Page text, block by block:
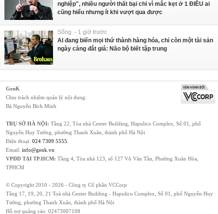
nghiệp", nhiều người thất bại chỉ vì mắc kẹt ở 1 ĐIỀU ai
cũng hiểu nhưng ít khi vượt qua được
Sống - 1 giờ trước
AI đang biến mọi thứ thành hàng hóa, chỉ còn một tài sản
ngày càng đắt giá: Não bộ biết tập trung
GenK
Chịu trách nhiệm quản lý nội dung:
Bà Nguyễn Bích Minh
TRỤ SỞ HÀ NỘI: Tầng 22, Tòa nhà Center Building, Hapulico Complex, Số 01, phố
Nguyễn Huy Tưởng, phường Thanh Xuân, thành phố Hà Nội
Điện thoại: 024 7309 5555
Email: info@genk.vn
VPĐD TẠI TP.HCM: Tầng 4, Tòa nhà 123, số 127 Võ Văn Tần, Phường Xuân Hòa,
TPHCM
© Copyright 2010 - 2026 - Công ty Cổ phần VCCorp
Tầng 17, 19, 20, 21 Toà nhà Center Building - Hapulico Complex, Số 01, phố Nguyễn Huy
Tưởng, phường Thanh Xuân, thành phố Hà Nội
Hỗ trợ quảng cáo: 02473007108